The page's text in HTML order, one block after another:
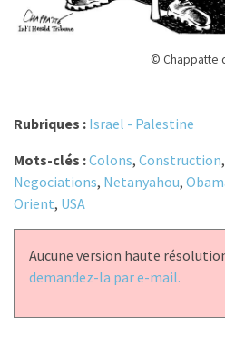
© Chappatte
Rubriques : Israel - Palestine
Mots-clés :Colons, Construction,
Negociations, Netanyahou,
Orient, USA
Aucune version haute
demandez-la par e-mail.